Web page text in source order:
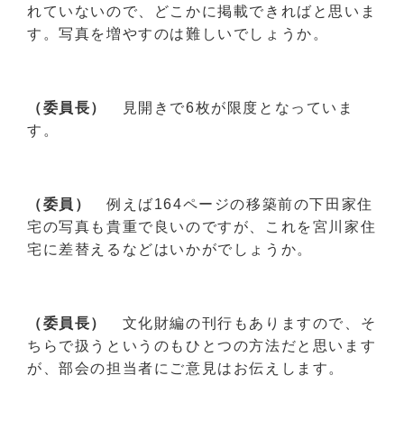
れていないので、どこかに掲載できればと思いま
す。写真を増やすのは難しいでしょうか。
（委員長）
見開きで6枚が限度となっていま
す。
（委員） 例えば164ページの移築前の下田家住
宅の写真も貴重で良いのですが、これを宮川家住
宅に差替えるなどはいかがでしょうか。
（委員長） 文化財編の刊行もありますので、そ
ちらで扱うというのもひとつの方法だと思います
が、部会の担当者にご意見はお伝えします。